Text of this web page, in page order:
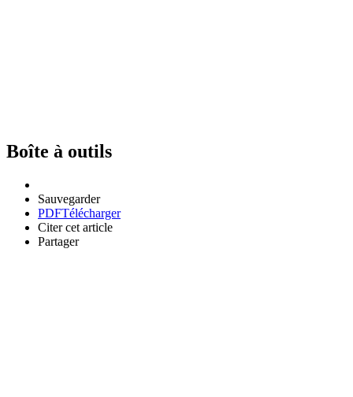
Boîte à outils
Sauvegarder
PDFTélécharger
Citer cet article
Partager